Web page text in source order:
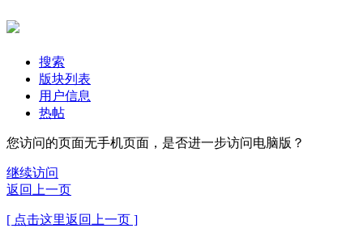
搜索
版块列表
用户信息
热帖
您访问的页面无手机页面，是否进一步访问电脑版？
继续访问
返回上一页
[ 点击这里返回上一页 ]